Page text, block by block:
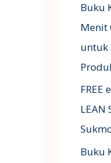
Buku
Menit
untuk
FREE
LEAN
Buku